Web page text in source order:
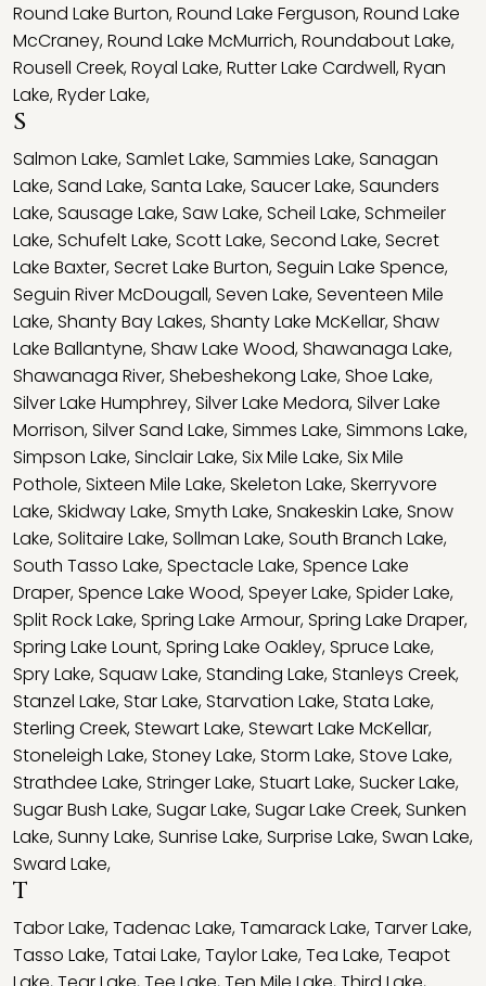
Round Lake Burton,Round Lake Ferguson,Round Lake
McCraney,Round Lake McMurrich,Roundabout Lake,
Rousell Creek,Royal Lake,Rutter Lake Cardwell,Ryan
Lake,Ryder Lake,
S
Salmon Lake,Samlet Lake,Sammies Lake,Sanagan
Lake,Sand Lake,Santa Lake,Saucer Lake,Saunders
Lake,Sausage Lake,Saw Lake,Scheil Lake,Schmeiler
Lake,Schufelt Lake,Scott Lake,Second Lake,Secret
Lake Baxter,Secret Lake Burton,Seguin Lake Spence,
Seguin River McDougall,Seven Lake,Seventeen Mile
Lake,Shanty Bay Lakes,Shanty Lake McKellar,Shaw
Lake Ballantyne,Shaw Lake Wood,Shawanaga Lake,
Shawanaga River,Shebeshekong Lake,Shoe Lake,
Silver Lake Humphrey,Silver Lake Medora,Silver Lake
Morrison,Silver Sand Lake,Simmes Lake,Simmons Lake,
Simpson Lake,Sinclair Lake,Six Mile Lake,Six Mile
Pothole,Sixteen Mile Lake,Skeleton Lake,Skerryvore
Lake,Skidway Lake,Smyth Lake,Snakeskin Lake,Snow
Lake,Solitaire Lake,Sollman Lake,South Branch Lake,
South Tasso Lake,Spectacle Lake,Spence Lake
Draper,Spence Lake Wood,Speyer Lake,Spider Lake,
Split Rock Lake,Spring Lake Armour,Spring Lake Draper,
Spring Lake Lount,Spring Lake Oakley,Spruce Lake,
Spry Lake,Squaw Lake,Standing Lake,Stanleys Creek,
Stanzel Lake,Star Lake,Starvation Lake,Stata Lake,
Sterling Creek,Stewart Lake,Stewart Lake McKellar,
Stoneleigh Lake,Stoney Lake,Storm Lake,Stove Lake,
Strathdee Lake,Stringer Lake,Stuart Lake,Sucker Lake,
Sugar Bush Lake,Sugar Lake,Sugar Lake Creek,Sunken
Lake,Sunny Lake,Sunrise Lake,Surprise Lake,Swan Lake,
Sward Lake,
T
Tabor Lake,Tadenac Lake,Tamarack Lake,Tarver Lake,
Tasso Lake,Tatai Lake,Taylor Lake,Tea Lake,Teapot